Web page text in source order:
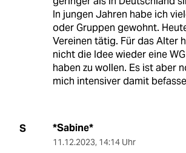
In jungen Jahren habe ich
oder Gruppen gewohnt.
Vereinen tätig. Für das Alter
nicht die Idee wieder eine
haben zu wollen. Es ist aber
mich intensiver damit
S *Sabine*
11.12.2023, 14:14 Uhr